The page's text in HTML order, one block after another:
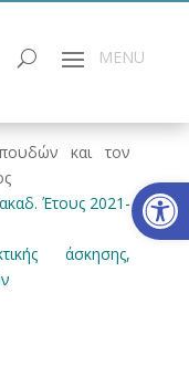
και τον
Έτους 2021-
άσκησης,